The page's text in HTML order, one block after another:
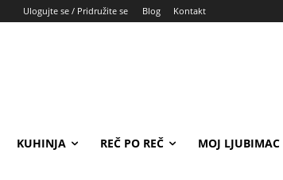
Ulogujte se / Pridružite se Blog Kontakt
KUHINJA REČ PO REČ MOJ LJUBIMAC